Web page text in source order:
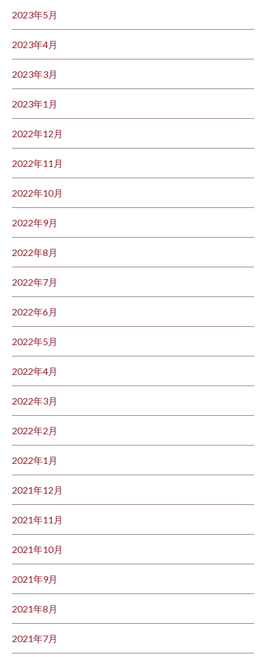
2023年5月
2023年4月
2023年3月
2023年1月
2022年12月
2022年11月
2022年10月
2022年9月
2022年8月
2022年7月
2022年6月
2022年5月
2022年4月
2022年3月
2022年2月
2022年1月
2021年12月
2021年11月
2021年10月
2021年9月
2021年8月
2021年7月